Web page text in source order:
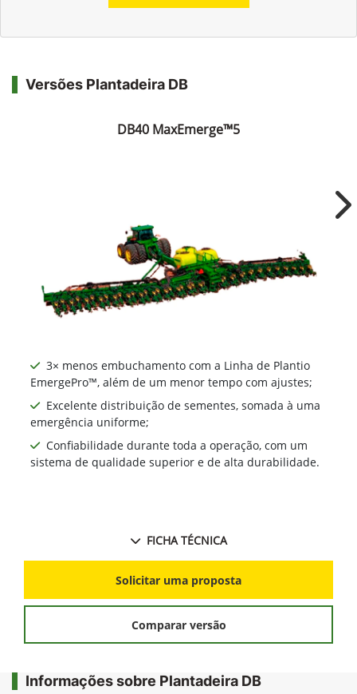
Versões Plantadeira DB
DB40 MaxEmerge™5
3× menos embuchamento com a Linha de Plantio
EmergePro™, além de um menor tempo com ajustes;
Excelente distribuição de sementes, somada à uma
emergência uniforme;
Confiabilidade durante toda a operação, com um
sistema de qualidade superior e de alta durabilidade.
FICHA TÉCNICA
Solicitar uma proposta
Comparar versão
Informações sobre Plantadeira DB